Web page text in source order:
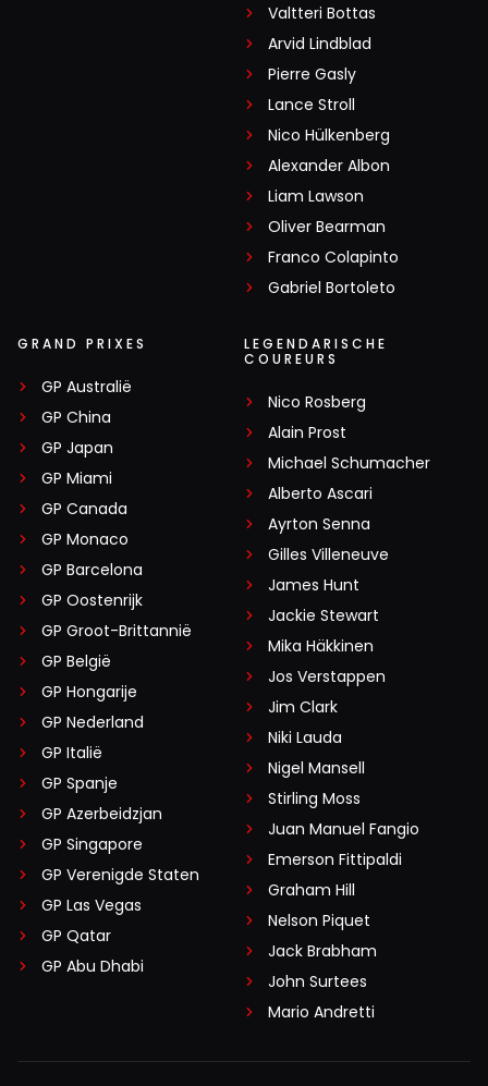
Valtteri Bottas
Arvid Lindblad
Pierre Gasly
Lance Stroll
Nico Hülkenberg
Alexander Albon
Liam Lawson
Oliver Bearman
Franco Colapinto
Gabriel Bortoleto
GRAND PRIXES
GP Australië
GP China
GP Japan
GP Miami
GP Canada
GP Monaco
GP Barcelona
GP Oostenrijk
GP Groot-Brittannië
GP België
GP Hongarije
GP Nederland
GP Italië
GP Spanje
GP Azerbeidzjan
GP Singapore
GP Verenigde Staten
GP Las Vegas
GP Qatar
GP Abu Dhabi
LEGENDARISCHE
COUREURS
Nico Rosberg
Alain Prost
Michael Schumacher
Alberto Ascari
Ayrton Senna
Gilles Villeneuve
James Hunt
Jackie Stewart
Mika Häkkinen
Jos Verstappen
Jim Clark
Niki Lauda
Nigel Mansell
Stirling Moss
Juan Manuel Fangio
Emerson Fittipaldi
Graham Hill
Nelson Piquet
Jack Brabham
John Surtees
Mario Andretti